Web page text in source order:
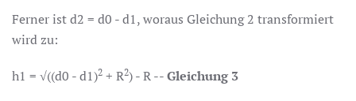
Ferner ist d2 = d0 - d1, woraus Gleichung 2 transformiert
wird zu:
h1 = √((d0 - d1)2 + R2)- R--Gleichung 3